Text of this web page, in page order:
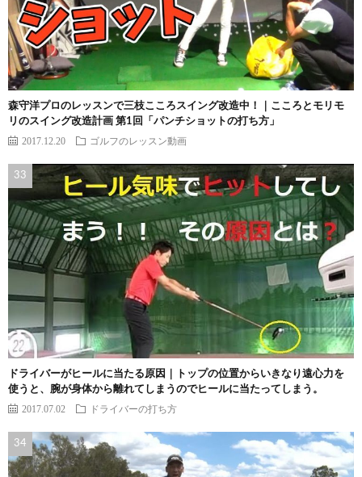
森守洋プロのレッスンで三枝こころスイング改造中！｜こころとモリモ
リのスイング改造計画 第1回「パンチショットの打ち方」
2017.12.20 ゴルフのレッスン動画
ドライバーがヒールに当たる原因｜トップの位置からいきなり遠心力を
使うと、腕が身体から離れてしまうのでヒールに当たってしまう。
2017.07.02 ドライバーの打ち方